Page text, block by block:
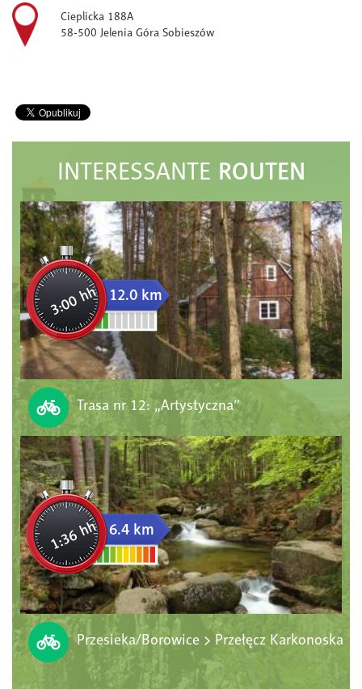
Cieplicka 188A
58-500 Jelenia Góra Sobieszów
INTERESSANTE ROUTEN
3:00 hh 12.0 km
Trasa nr 12: „Artystyczna”
1:36 hh 6.4 km
Przesieka/Borowice > Przełęcz Karkonoska